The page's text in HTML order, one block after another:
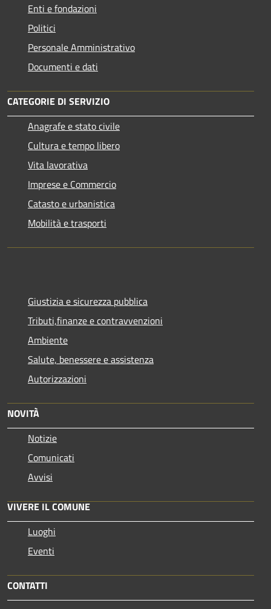
Enti e fondazioni
Politici
Personale Amministrativo
Documenti e dati
CATEGORIE DI SERVIZIO
Anagrafe e stato civile
Cultura e tempo libero
Vita lavorativa
Imprese e Commercio
Catasto e urbanistica
Mobilità e trasporti
Giustizia e sicurezza pubblica
Tributi,finanze e contravvenzioni
Ambiente
Salute, benessere e assistenza
Autorizzazioni
NOVITÀ
Notizie
Comunicati
Avvisi
VIVERE IL COMUNE
Luoghi
Eventi
CONTATTI